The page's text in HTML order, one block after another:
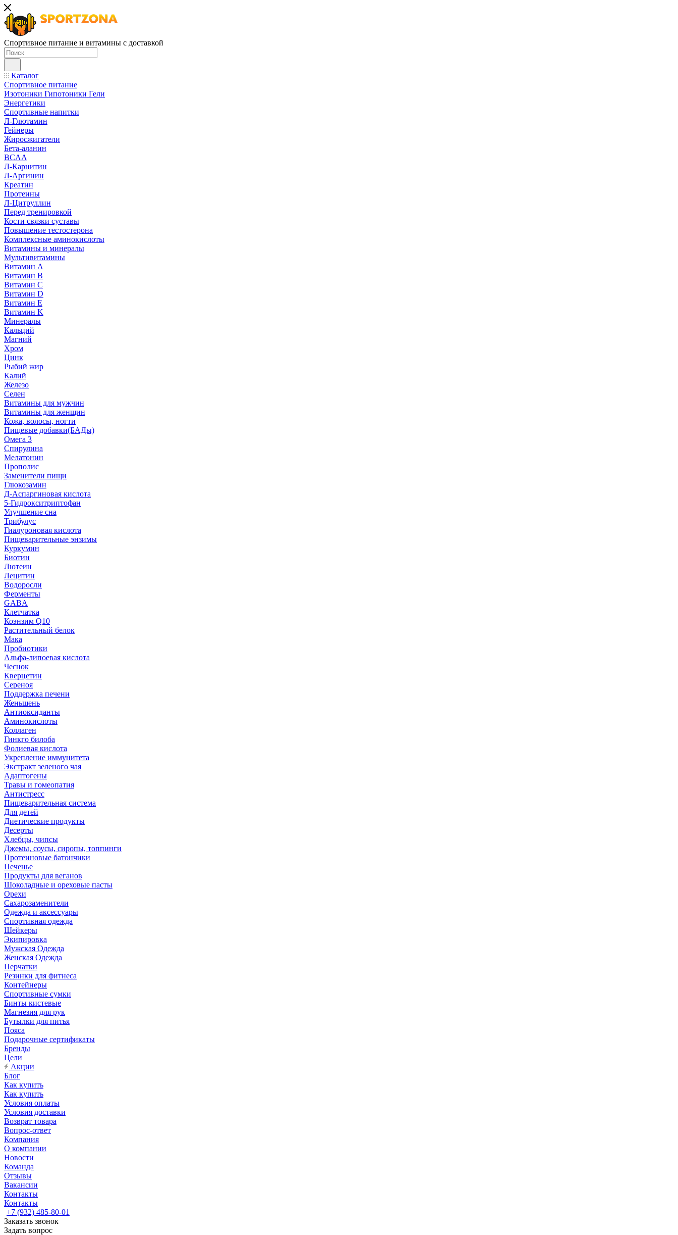
Спортивное питание и витамины с доставкой
Каталог
Спортивное питание
Изотоники Гипотоники Гели
Энергетики
Спортивные напитки
Л-Глютамин
Гейнеры
Жиросжигатели
Бета-аланин
BCAA
Л-Карнитин
Л-Аргинин
Креатин
Протеины
Л-Цитруллин
Перед тренировкой
Кости связки суставы
Повышение тестостерона
Комплексные аминокислоты
Витамины и минералы
Мультивитамины
Витамин A
Витамин B
Витамин C
Витамин D
Витамин E
Витамин K
Минералы
Кальций
Магний
Хром
Цинк
Рыбий жир
Калий
Железо
Селен
Витамины для мужчин
Витамины для женщин
Кожа, волосы, ногти
Пищевые добавки(БАДы)
Омега 3
Спирулина
Мелатонин
Прополис
Заменители пищи
Глюкозамин
Д-Аспаргиновая кислота
5-Гидрокситриптофан
Улучшение сна
Трибулус
Гиалуроновая кислота
Пищеварительные энзимы
Куркумин
Биотин
Лютеин
Лецитин
Водоросли
Ферменты
GABA
Клетчатка
Коэнзим Q10
Растительный белок
Мака
Пробиотики
Альфа-липоевая кислота
Чеснок
Кверцетин
Сереноя
Поддержка печени
Женьшень
Антиоксиданты
Аминокислоты
Коллаген
Гинкго билоба
Фолиевая кислота
Укрепление иммунитета
Экстракт зеленого чая
Адаптогены
Травы и гомеопатия
Антистресс
Пищеварительная система
Для детей
Диетические продукты
Десерты
Хлебцы, чипсы
Джемы, соусы, сиропы, топпинги
Протеиновые батончики
Печенье
Продукты для веганов
Шоколадные и ореховые пасты
Орехи
Сахарозаменители
Одежда и аксессуары
Спортивная одежда
Шейкеры
Экипировка
Мужская Одежда
Женская Одежда
Перчатки
Резинки для фитнеса
Контейнеры
Спортивные сумки
Бинты кистевые
Магнезия для рук
Бутылки для питья
Пояса
Подарочные сертификаты
Бренды
Цели
Акции
Блог
Как купить
Как купить
Условия оплаты
Условия доставки
Возврат товара
Вопрос-ответ
Компания
О компании
Новости
Команда
Отзывы
Вакансии
Контакты
Контакты
+7 (932) 485-80-01
Заказать звонок
Задать вопрос